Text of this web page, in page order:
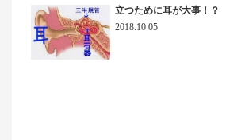
立つために耳が大事！？
2018.10.05